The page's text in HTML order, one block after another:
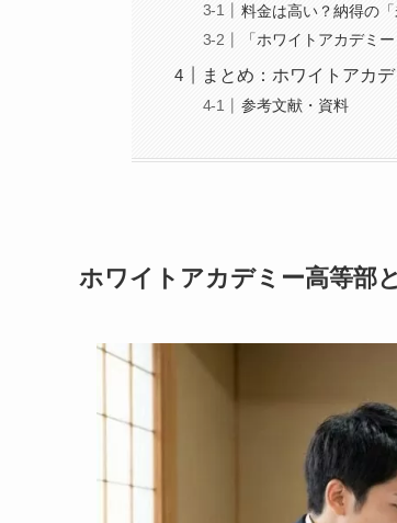
料金は高い？納得の
「ホワイトアカデミ
まとめ：ホワイトアカ
参考文献・資料
ホワイトアカデミー高等部